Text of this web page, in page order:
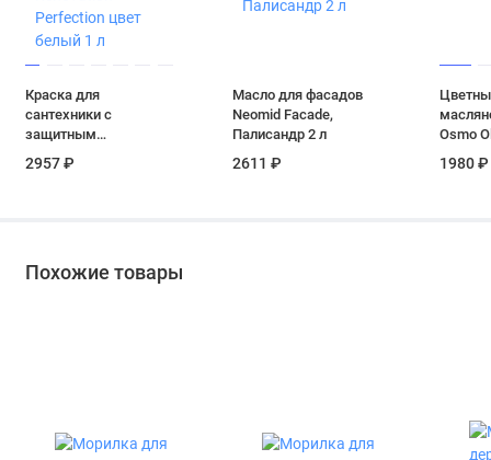
Краска для
сантехники с
защитным
Renovation Perfection
2957 ₽
Масло для фасадов
Neomid Facade,
Палисандр 2 л
2611 ₽
Osmo
1980 ₽
Похожие товары